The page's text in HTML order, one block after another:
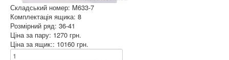
Складський номер: M633-7
Комплектація ящика: 8
Розмірний ряд: 36-41
Ціна за пару: 1270 грн.
Ціна за ящик:: 10160 грн.